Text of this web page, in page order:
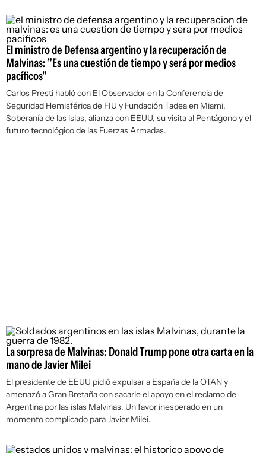
El ministro de Defensa argentino y la recuperación de
Malvinas: "Es una cuestión de tiempo y será por medios
pacíficos"
Carlos Presti habló con El Observadoren la Conferencia de
Seguridad Hemisférica de FIU y Fundación Tadea en Miami.
Soberanía de las islas, alianza con EEUU, su visita al Pentágono y el
futuro tecnológico de las Fuerzas Armadas.
La sorpresa de Malvinas: Donald Trump pone otra carta en la
mano de Javier Milei
El presidente de EEUU pidió expulsar a España de la OTAN y
amenazó a Gran Bretaña con sacarle el apoyo en el reclamo de
Argentina por las islas Malvinas. Un favor inesperado en un
momento complicado para Javier Milei.